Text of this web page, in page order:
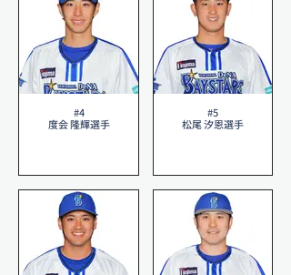
#4
度会 隆輝選手
#5
松尾 汐恩選手